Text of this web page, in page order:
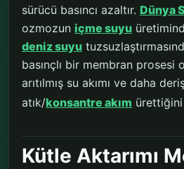
sürücü basıncı azaltır. Dünya
ozmozun içme suyu
deniz suyu
basınçlı bir membran prosesi
arıtılmış su akımı ve daha
atık/konsantre akım
Kütle Aktarımı